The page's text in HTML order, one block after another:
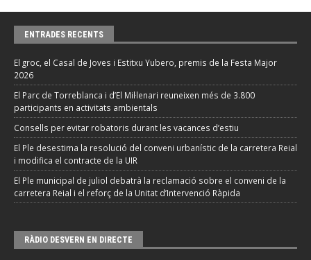
ENTRADES RECENTS
El groc, el Casal de Joves i Estitxu Yubero, premis de la Festa Major
2026
El Parc de Torreblanca i d’El Mil·lenari reuneixen més de 3.800
participants en activitats ambientals
Consells per evitar robatoris durant les vacances d’estiu
El Ple desestima la resolució del conveni urbanístic de la carretera Reial
i modifica el contracte de la UIR
El Ple municipal de juliol debatrà la reclamació sobre el conveni de la
carretera Reial i el reforç de la Unitat d’Intervenció Ràpida
RÀDIO DESVERN EN DIRECTE